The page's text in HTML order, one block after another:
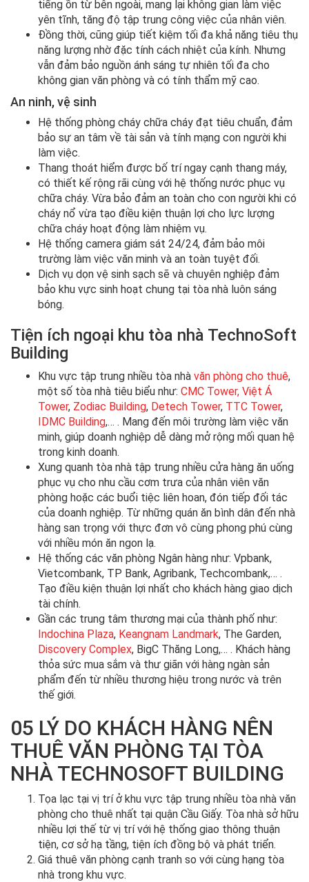
tiếng ồn từ bên ngoài, mang lại không gian làm việc
yên tĩnh, tăng độ tập trung công việc của nhân viên.
Đồng thời, cũng giúp tiết kiệm tối đa khả năng tiêu thụ
năng lượng nhờ đặc tính cách nhiệt của kính. Nhưng
vẫn đảm bảo nguồn ánh sáng tự nhiên tối đa cho
không gian văn phòng và có tính thẩm mỹ cao.
An ninh, vệ sinh
Hệ thống phòng cháy chữa cháy đạt tiêu chuẩn, đảm
bảo sự an tâm về tài sản và tính mạng con người khi
làm việc.
Thang thoát hiểm được bố trí ngay cạnh thang máy,
có thiết kế rộng rãi cùng với hệ thống nước phục vụ
chữa cháy. Vừa bảo đảm an toàn cho con người khi có
cháy nổ vừa tạo điều kiện thuận lợi cho lực lượng
chữa cháy hoạt động làm nhiệm vụ.
Hệ thống camera giám sát 24/24, đảm bảo môi
trường làm việc văn minh và an toàn tuyệt đối.
Dịch vụ dọn vệ sinh sạch sẽ và chuyên nghiệp đảm
bảo khu vực sinh hoạt chung tại tòa nhà luôn sáng
bóng.
Tiện ích ngoại khu tòa nhà TechnoSoft
Building
Khu vực tập trung nhiều tòa nhà văn phòng cho thuê,
một số tòa nhà tiêu biểu như: CMC Tower, Việt Á
Tower, Zodiac Building, Detech Tower, TTC Tower,
IDMC Building,… . Mang đến môi trường làm việc văn
minh, giúp doanh nghiệp dễ dàng mở rộng mối quan hệ
trong kinh doanh.
Xung quanh tòa nhà tập trung nhiều cửa hàng ăn uống
phục vụ cho nhu cầu cơm trưa của nhân viên văn
phòng hoặc các buổi tiệc liên hoan, đón tiếp đối tác
của doanh nghiệp. Từ những quán ăn bình dân đến nhà
hàng san trọng với thực đơn vô cùng phong phú cùng
với nhiều món ăn ngon lạ.
Hệ thống các văn phòng Ngân hàng như: Vpbank,
Vietcombank, TP Bank, Agribank, Techcombank,… .
Tạo điều kiện thuận lợi nhất cho khách hàng giao dịch
tài chính.
Gần các trung tâm thương mại của thành phố như:
Indochina Plaza, Keangnam Landmark, The Garden,
Discovery Complex, BigC Thăng Long,… . Khách hàng
thỏa sức mua sắm và thư giãn với hàng ngàn sản
phẩm đến từ nhiều thương hiệu trong nước và trên
thế giới.
05 LÝ DO KHÁCH HÀNG NÊN
THUÊ VĂN PHÒNG TẠI TÒA
NHÀ TECHNOSOFT BUILDING
Tọa lạc tại vị trí ở khu vực tập trung nhiều tòa nhà văn
phòng cho thuê nhất tại quận Cầu Giấy. Tòa nhà sở hữu
nhiều lợi thế từ vị trí với hệ thống giao thông thuận
tiện, cơ sở hạ tầng, tiện ích đồng bộ và phát triển.
Giá thuê văn phòng cạnh tranh so với cùng hạng tòa
nhà trong khu vực.